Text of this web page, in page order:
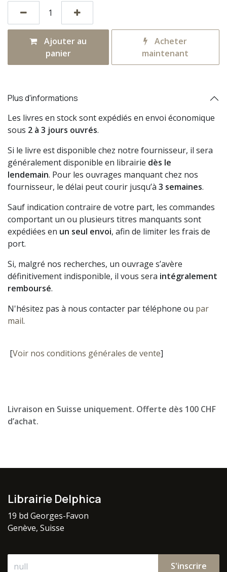
Ajouter au
panier
Acheter
maintenant
Plus d'informations
Les livres en stock sont expédiés en envoi économique
sous 2 à 3 jours ouvrés.
Si le livre est disponible chez notre fournisseur, il sera
généralement disponible en librairie dès le
lendemain. Pour les ouvrages manquant chez nos
fournisseur, le délai peut courir jusqu’à 3 semaines.
Sauf indication contraire de votre part, les commandes
comportant un ou plusieurs titres manquants sont
expédiées en un seul envoi, afin de limiter les frais de
port.
Si, malgré nos recherches, un ouvrage s’avère
définitivement indisponible, il vous sera intégralement
remboursé.
N'hésitez pas à nous contacter par téléphone ou par
mail.
[Voir nos conditions générales de vente]
Livraison en Suisse uniquement. Offerte dès 100 CHF
d’achat.
Librairie Delphica
19 bd Georges-Favon
Genève, Suisse
S'inscrire